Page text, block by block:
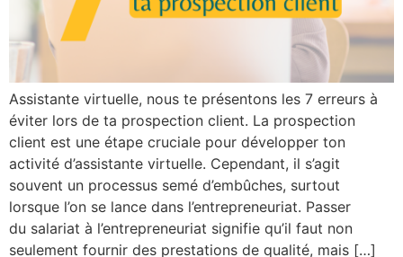
Assistante virtuelle, nous te présentons les 7 erreurs à
éviter lors de ta prospection client. La prospection
client est une étape cruciale pour développer ton
activité d’assistante virtuelle. Cependant, il s’agit
souvent un processus semé d’embûches, surtout
lorsque l’on se lance dans l’entrepreneuriat. Passer
du salariat à l’entrepreneuriat signifie qu’il faut non
seulement fournir des prestations de qualité, mais […]